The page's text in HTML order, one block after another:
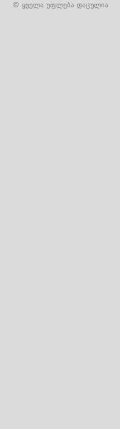
© ყველა უფლება დაცულია